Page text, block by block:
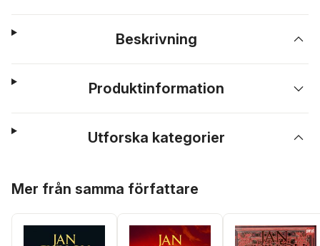
Beskrivning
Produktinformation
Utforska kategorier
Mer från samma författare